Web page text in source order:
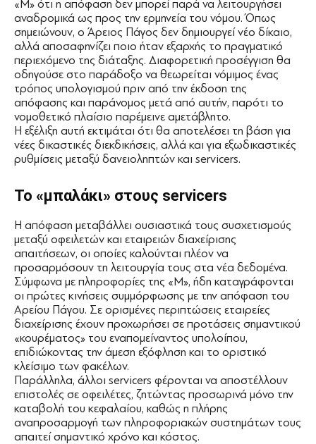
«Μ» ότι η απόφαση δεν μπορεί παρά να λειτουργήσει
αναδρομικά ως προς την ερμηνεία του νόμου. Όπως
σημειώνουν, ο Άρειος Πάγος δεν δημιουργεί νέο δίκαιο,
αλλά αποσαφηνίζει ποιο ήταν εξαρχής το πραγματικό
περιεχόμενο της διάταξης. Διαφορετική προσέγγιση θα
οδηγούσε στο παράδοξο να θεωρείται νόμιμος ένας
τρόπος υπολογισμού πριν από την έκδοση της
απόφασης και παράνομος μετά από αυτήν, παρότι το
νομοθετικό πλαίσιο παρέμεινε αμετάβλητο.
Η εξέλιξη αυτή εκτιμάται ότι θα αποτελέσει τη βάση για
νέες δικαστικές διεκδικήσεις, αλλά και για εξωδικαστικές
ρυθμίσεις μεταξύ δανειοληπτών και servicers.
Το «μπαλάκι» στους servicers
Η απόφαση μεταβάλλει ουσιαστικά τους συσχετισμούς
μεταξύ οφειλετών και εταιρειών διαχείρισης
απαιτήσεων, οι οποίες καλούνται πλέον να
προσαρμόσουν τη λειτουργία τους στα νέα δεδομένα.
Σύμφωνα με πληροφορίες της «Μ», ήδη καταγράφονται
οι πρώτες κινήσεις συμμόρφωσης με την απόφαση του
Αρείου Πάγου. Σε ορισμένες περιπτώσεις εταιρείες
διαχείρισης έχουν προχωρήσει σε προτάσεις σημαντικού
«κουρέματος» του εναπομείναντος υπολοίπου,
επιδιώκοντας την άμεση εξόφληση και το οριστικό
κλείσιμο των φακέλων.
Παράλληλα, άλλοι servicers φέρονται να αποστέλλουν
επιστολές σε οφειλέτες, ζητώντας προσωρινά μόνο την
καταβολή του κεφαλαίου, καθώς η πλήρης
αναπροσαρμογή των πληροφοριακών συστημάτων τους
απαιτεί σημαντικό χρόνο και κόστος.